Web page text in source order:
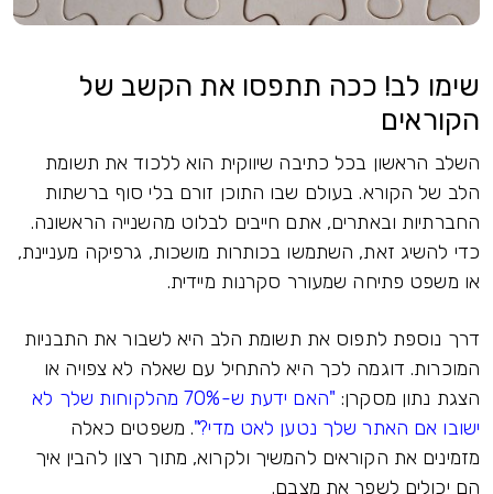
שימו לב! ככה תתפסו את הקשב של
הקוראים
השלב הראשון בכל כתיבה שיווקית הוא ללכוד את תשומת
הלב של הקורא. בעולם שבו התוכן זורם בלי סוף ברשתות
החברתיות ובאתרים, אתם חייבים לבלוט מהשנייה הראשונה.
כדי להשיג זאת, השתמשו בכותרות מושכות, גרפיקה מעניינת,
או משפט פתיחה שמעורר סקרנות מיידית.
דרך נוספת לתפוס את תשומת הלב היא לשבור את התבניות
המוכרות. דוגמה לכך היא להתחיל עם שאלה לא צפויה או
הצגת נתון מסקרן:
"האם ידעת ש-70% מהלקוחות שלך לא
ישובו אם האתר שלך נטען לאט מדי?". משפטים כאלה
מזמינים את הקוראים להמשיך ולקרוא, מתוך רצון להבין איך
הם יכולים לשפר את מצבם.